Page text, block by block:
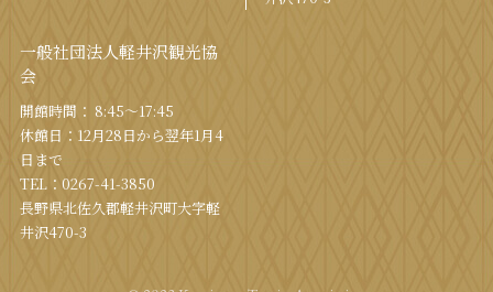
一般社団法人軽井沢観光協
会
開館時間： 8:45～17:45
休館⽇：12⽉28⽇から翌年1⽉4
⽇まで
TEL： 0267-41-3850
⻑野県北佐久郡軽井沢町⼤字軽
井沢470-3